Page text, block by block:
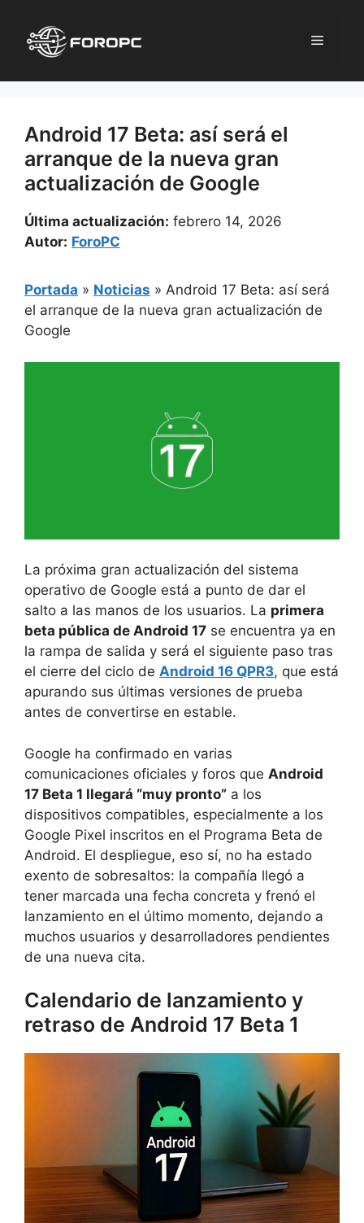
contenido
Menú
Android 17 Beta: así será el
arranque de la nueva gran
actualización de Google
Última actualización: febrero 14, 2026
Autor: ForoPC
Portada » Noticias » Android 17 Beta: así será
el arranque de la nueva gran actualización de
Google
La próxima gran actualización del sistema
operativo de Google está a punto de dar el
salto a las manos de los usuarios. La primera
beta pública de Android 17 se encuentra ya en
la rampa de salida y será el siguiente paso tras
el cierre del ciclo de Android 16 QPR3, que está
apurando sus últimas versiones de prueba
antes de convertirse en estable.
Google ha confirmado en varias
comunicaciones oficiales y foros que Android
17 Beta 1 llegará “muy pronto” a los
dispositivos compatibles, especialmente a los
Google Pixel inscritos en el Programa Beta de
Android. El despliegue, eso sí, no ha estado
exento de sobresaltos: la compañía llegó a
tener marcada una fecha concreta y frenó el
lanzamiento en el último momento, dejando a
muchos usuarios y desarrolladores pendientes
de una nueva cita.
Calendario de lanzamiento y
retraso de Android 17 Beta 1